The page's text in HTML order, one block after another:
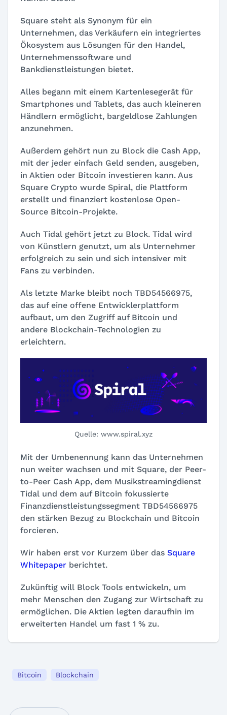
Square steht als Synonym für ein
Unternehmen, das Verkäufern ein integriertes
Ökosystem aus Lösungen für den Handel,
Unternehmenssoftware und
Bankdienstleistungen bietet.
Alles begann mit einem Kartenlesegerät für
Smartphones und Tablets, das auch kleineren
Händlern ermöglicht, bargeldlose Zahlungen
anzunehmen.
Außerdem gehört nun zu Block die Cash App,
mit der jeder einfach Geld senden, ausgeben,
in Aktien oder Bitcoin investieren kann. Aus
Square Crypto wurde Spiral, die Plattform
erstellt und finanziert kostenlose Open-
Source Bitcoin-Projekte.
Auch Tidal gehört jetzt zu Block. Tidal wird
von Künstlern genutzt, um als Unternehmer
erfolgreich zu sein und sich intensiver mit
Fans zu verbinden.
Als letzte Marke bleibt noch TBD54566975,
das auf eine offene Entwicklerplattform
aufbaut, um den Zugriff auf Bitcoin und
andere Blockchain-Technologien zu
erleichtern.
Quelle: www.spiral.xyz
Mit der Umbenennung kann das Unternehmen
nun weiter wachsen und mit Square, der Peer-
to-Peer Cash App, dem Musikstreamingdienst
Tidal und dem auf Bitcoin fokussierte
Finanzdienstleistungssegment TBD54566975
den stärken Bezug zu Blockchain und Bitcoin
forcieren.
Wir haben erst vor Kurzem über das Square
Whitepaper berichtet.
Zukünftig will Block Tools entwickeln, um
mehr Menschen den Zugang zur Wirtschaft zu
ermöglichen. Die Aktien legten daraufhin im
erweiterten Handel um fast 1 % zu.
Bitcoin Blockchain